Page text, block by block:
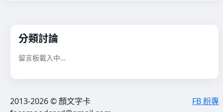
分類討論
留言板載入中…
2013-2026 © 顏文字卡
FB 粉專